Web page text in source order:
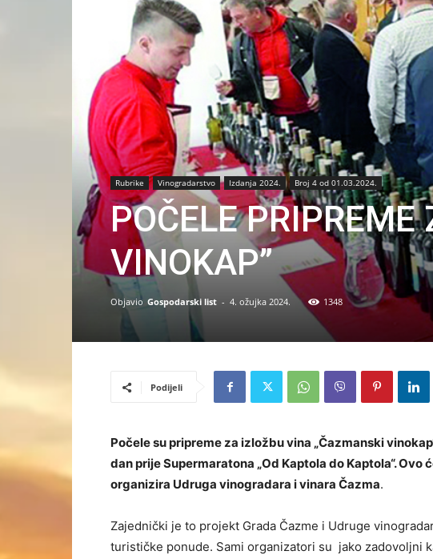
Rubrike Vinogradarstvo Izdanja 2024. Broj 4 od 01.03.2024.
POČELE
VINOKAP”
Objavio Gospodarski list - 4. ožujka 2024. 1348
Podijeli
Počele su pripreme za izložbu vina „Čazmanski
dan prije Supermaratona „Od Kaptola do Kaptola“.
organizira Udruga vinogradara i vinara Čazma.
Zajednički je to projekt Grada Čazme i Udruge
turističke ponude. Sami organizatori su jako zadovoljni